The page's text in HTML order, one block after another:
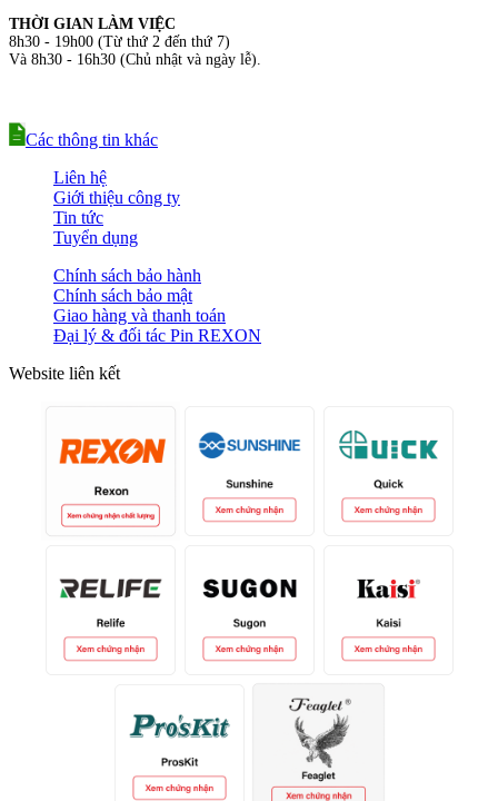
THỜI GIAN LÀM VIỆC
8h30 - 19h00 (Từ thứ 2 đến thứ 7)
Và 8h30 - 16h30 (Chủ nhật và ngày lễ).
Các thông tin khác
Liên hệ
Giới thiệu công ty
Tin tức
Tuyển dụng
Chính sách bảo hành
Chính sách bảo mật
Giao hàng và thanh toán
Đại lý & đối tác Pin REXON
Website liên kết